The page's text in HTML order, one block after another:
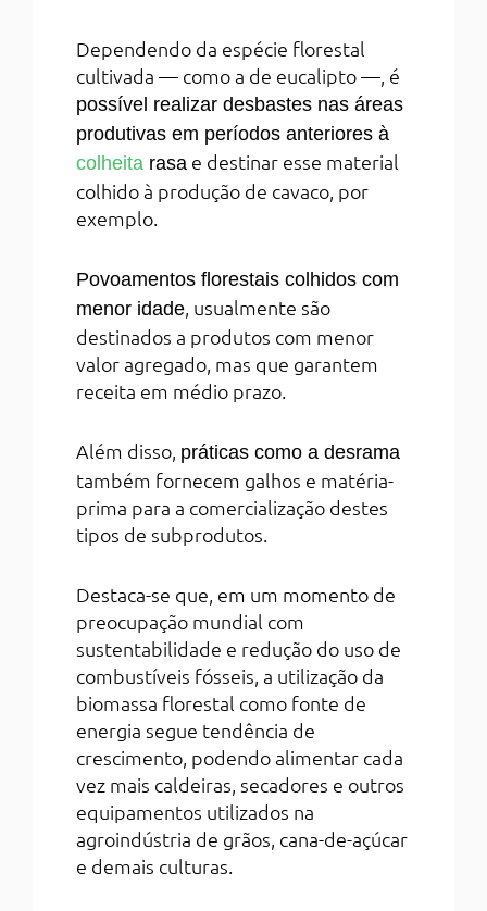
Dependendo da espécie florestal
cultivada — como a de eucalipto —, é
possível realizar desbastes nas áreas
produtivas em períodos anteriores à
colheita rasa e destinar esse material
colhido à produção de cavaco, por
exemplo.
Povoamentos florestais colhidos com
menor idade, usualmente são
destinados a produtos com menor
valor agregado, mas que garantem
receita em médio prazo.
Além disso, práticas como a desrama
também fornecem galhos e matéria-
prima para a comercialização destes
tipos de subprodutos.
Destaca-se que, em um momento de
preocupação mundial com
sustentabilidade e redução do uso de
combustíveis fósseis, a utilização da
biomassa florestal como fonte de
energia segue tendência de
crescimento, podendo alimentar cada
vez mais caldeiras, secadores e outros
equipamentos utilizados na
agroindústria de grãos, cana-de-açúcar
e demais culturas.